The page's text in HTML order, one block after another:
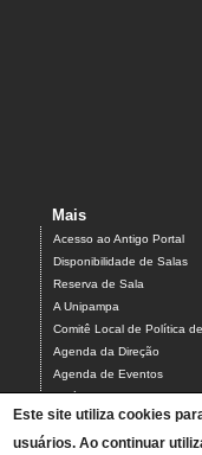
Mais
Acesso ao Antigo Portal
Disponibilidade de Salas
Reserva de Sala
A Unipampa
Comitê Local de Política
Agenda da Direção
Agenda de Eventos
Estágios
Relatório de Gestão
Infraestrutura do Campus
Este site utiliza cookies
usuários. Ao continuar